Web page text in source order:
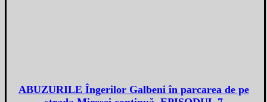
ABUZURILE Îngerilor Galbeni în parcarea de pe